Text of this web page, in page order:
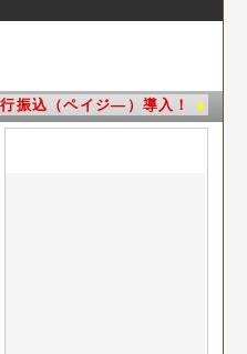
振込（ペイジ―）導入！ ●